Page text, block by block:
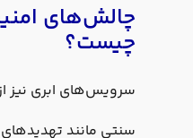
چالش‌های
چیست؟
سرویس‌های ابری نیز